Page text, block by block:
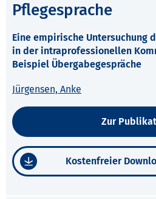
Pflegesprache
Eine empirische Untersuchung
in der intraprofessionellen
Beispiel Übergabegespräche
Jürgensen, Anke
Zur
Kostenfreier